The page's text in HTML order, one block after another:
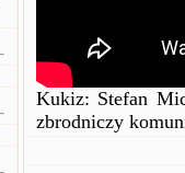
Kukiz: Stefan
zbrodniczy